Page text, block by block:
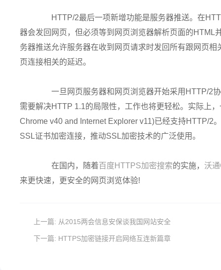
HTTP/2最后一项新增功能是服务器推送。在
器会发回网页，但必须等到网页浏览器解析页面的HTML
务器推送允许服务器在收到网页请求时发回所有跟网页
页连接相关的延迟。
一旦网页服务器和网页浏览器开始采用HTTP/2
需要解决HTTP 1.1的局限性，工作也将更轻松。实际上
Chrome v40 and Internet Explorer v11)已经支持HTTP/2
SSL证书加密连接，推动SSL加密技术的广泛使用。
在国内，随着 百度HTTPS加密搜索的实施， 沃
来更快速，更安全的网页浏览体验!
上一篇: 从2015两会信息安保谈我国网站安全
下一篇: HTTPS加密链接开启网络互连新篇章